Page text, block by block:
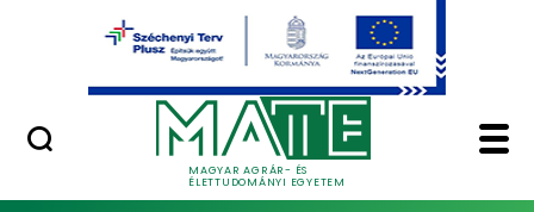
Ugrás a fő tartalomhoz
MAGYAR AGRÁR- ÉS
ÉLETTUDOMÁNYI EGYETEM
Minőségügy
Home - Magyar